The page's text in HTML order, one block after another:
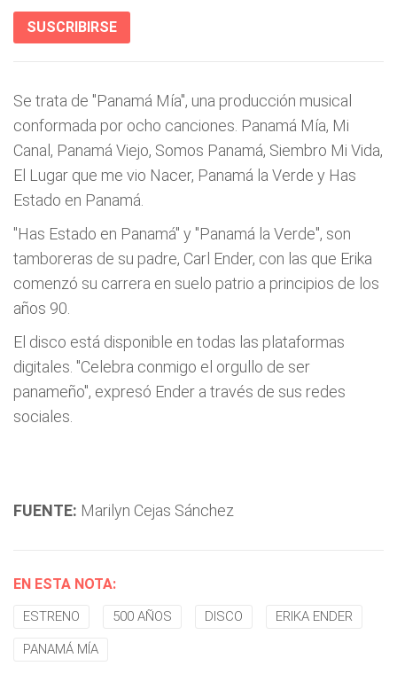
SUSCRIBIRSE
Se trata de "Panamá Mía", una producción musical
conformada por ocho canciones. Panamá Mía, Mi
Canal, Panamá Viejo, Somos Panamá, Siembro Mi Vida,
El Lugar que me vio Nacer, Panamá la Verde y Has
Estado en Panamá.
"Has Estado en Panamá" y "Panamá la Verde", son
tamboreras de su padre, Carl Ender, con las que Erika
comenzó su carrera en suelo patrio a principios de los
años 90.
El disco está disponible en todas las plataformas
digitales. "Celebra conmigo el orgullo de ser
panameño", expresó Ender a través de sus redes
sociales.
FUENTE: Marilyn Cejas Sánchez
EN ESTA NOTA:
ESTRENO 500 AÑOS DISCO ERIKA ENDER
PANAMÁ MÍA